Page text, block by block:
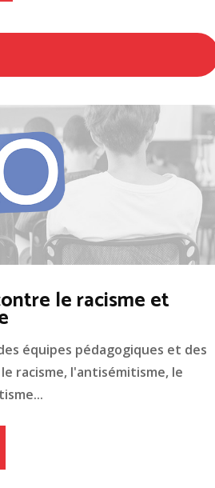
le racisme et
équipes pédagogiques et des
racisme, l'antisémitisme, le